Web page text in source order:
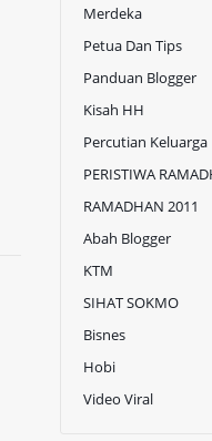
Merdeka
Petua Dan Tips
Panduan Blogger
Kisah HH
Percutian Keluarga
PERISTIWA
RAMADHAN 2011
Abah Blogger
KTM
SIHAT SOKMO
Bisnes
Hobi
Video Viral